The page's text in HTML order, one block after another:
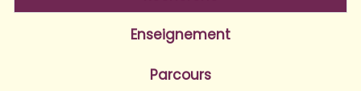
Enseignement
Parcours